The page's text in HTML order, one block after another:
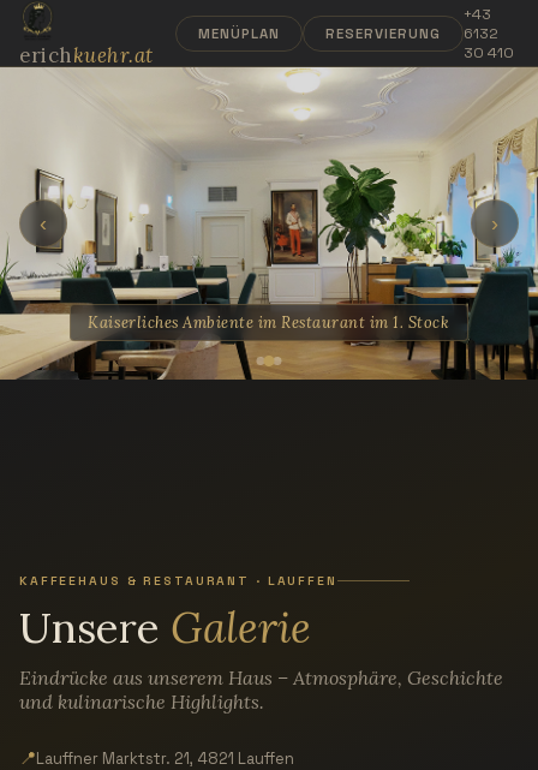
erichkuehr.at
MENÜPLAN RESERVIERUNG
+43
6132
30 410
Kaiserliches Ambiente im Restaurant im 1. Stock
‹ ›
KAFFEEHAUS & RESTAURANT · LAUFFEN
Unsere Galerie
Eindrücke aus unserem Haus – Atmosphäre, Geschichte
und kulinarische Highlights.
📍Lauffner Marktstr. 21, 4821 Lauffen